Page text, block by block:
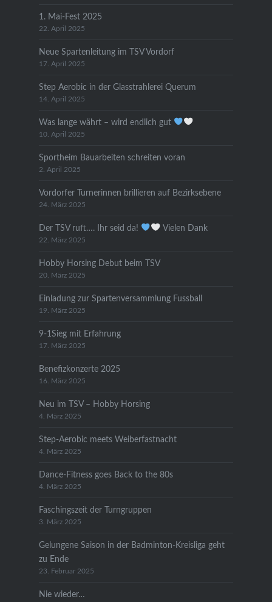
1. Mai-Fest 2025
22. April 2025
Neue Spartenleitung im TSV Vordorf
17. April 2025
Step Aerobic in der Glasstrahlerei Querum
14. April 2025
Was lange währt – wird endlich gut
10. April 2025
Sportheim Bauarbeiten schreiten voran
2. April 2025
Vordorfer Turnerinnen brillieren auf Bezirksebene
24. März 2025
Der TSV ruft…. Ihr seid da! Vielen Dank
22. März 2025
Hobby Horsing Debut beim TSV
20. März 2025
Einladung zur Spartenversammlung Fussball
19. März 2025
9-1Sieg mit Erfahrung
17. März 2025
Benefizkonzerte 2025
16. März 2025
Neu im TSV – Hobby Horsing
4. März 2025
Step-Aerobic meets Weiberfastnacht
4. März 2025
Dance-Fitness goes Back to the 80s
4. März 2025
Faschingszeit der Turngruppen
3. März 2025
Gelungene Saison in der Badminton-Kreisliga geht
zu Ende
23. Februar 2025
Nie wieder…